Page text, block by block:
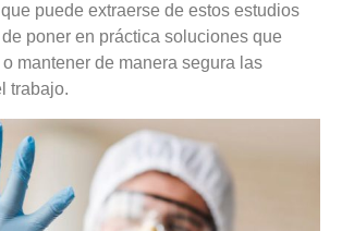
puede extraerse de estos estudios
poner en práctica soluciones que
mantener de manera segura las
trabajo.